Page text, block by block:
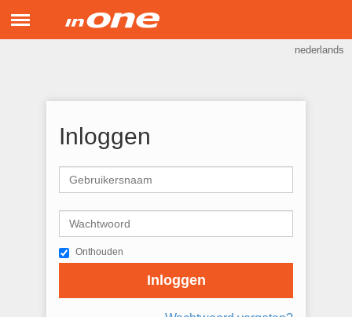
Menu
Inloggen
Onthouden
Inloggen
nederlands